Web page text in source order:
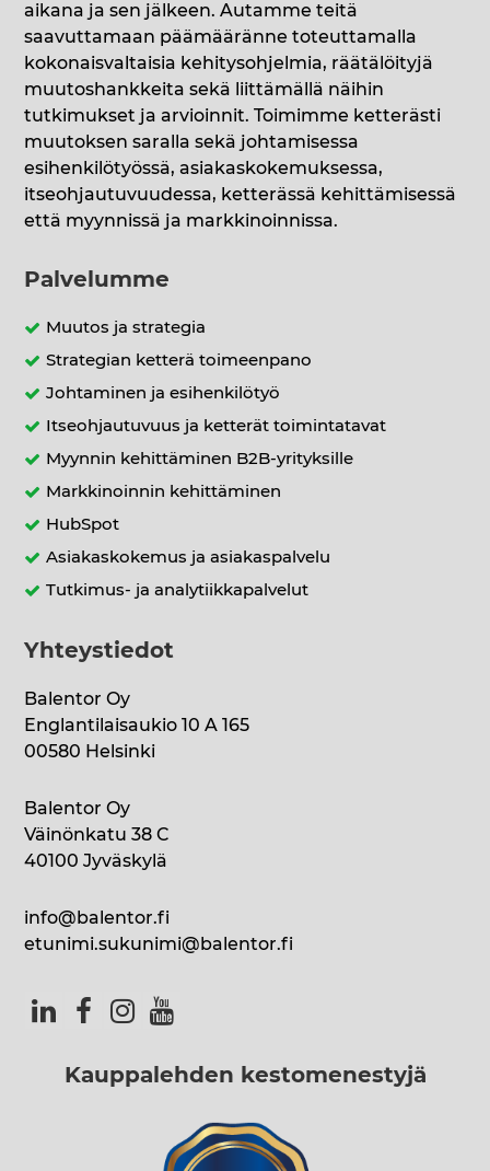
aikana ja sen jälkeen. Autamme teitä
saavuttamaan päämääränne toteuttamalla
kokonaisvaltaisia kehitysohjelmia, räätälöityjä
muutoshankkeita sekä liittämällä näihin
tutkimukset ja arvioinnit. Toimimme ketterästi
muutoksen saralla sekä johtamisessa
esihenkilötyössä, asiakaskokemuksessa,
itseohjautuvuudessa, ketterässä kehittämisessä
että myynnissä ja markkinoinnissa.
Palvelumme
Muutos ja strategia
Strategian ketterä toimeenpano
Johtaminen ja esihenkilötyö
Itseohjautuvuus ja ketterät toimintatavat
Myynnin kehittäminen B2B-yrityksille
Markkinoinnin kehittäminen
HubSpot
Asiakaskokemus ja asiakaspalvelu
Tutkimus- ja analytiikkapalvelut
Yhteystiedot
Balentor Oy
Englantilaisaukio 10 A 165
00580 Helsinki
Balentor Oy
Väinönkatu 38 C
40100 Jyväskylä
info@balentor.fi
etunimi.sukunimi@balentor.fi
Kauppalehden kestomenestyjä